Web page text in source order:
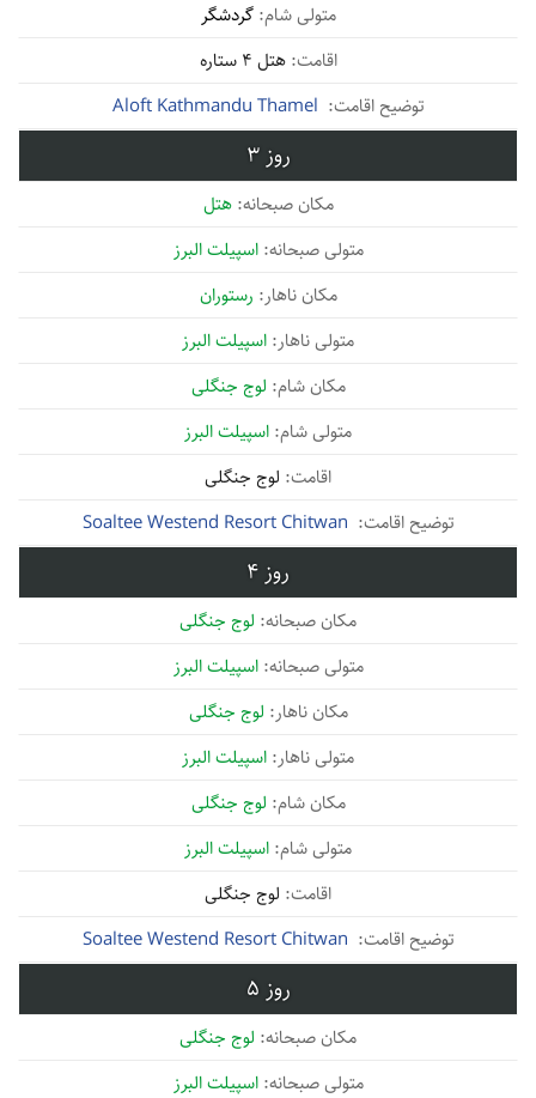
گردشگر
هتل 4 ستاره
Aloft Kathmandu Thamel
3
هتل
اسپیلت البرز
رستوران
اسپیلت البرز
لوج جنگلی
اسپیلت البرز
لوج جنگلی
Soaltee Westend Resort Chitwan
4
لوج جنگلی
اسپیلت البرز
لوج جنگلی
اسپیلت البرز
لوج جنگلی
اسپیلت البرز
لوج جنگلی
Soaltee Westend Resort Chitwan
5
لوج جنگلی
اسپیلت البرز